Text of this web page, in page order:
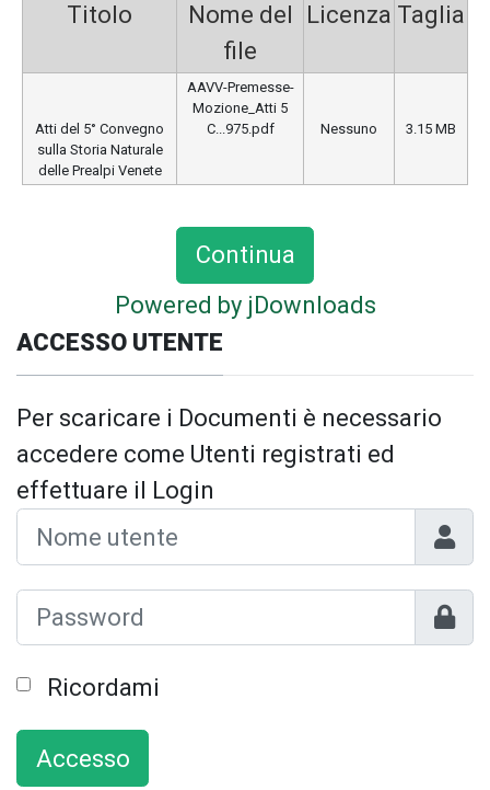
Titolo
Nome del
file
Licenza Taglia
Atti del 5° Convegno
sulla Storia Naturale
delle Prealpi Venete
AAVV-Premesse-
Mozione_Atti 5
C...975.pdf
Nessuno 3.15 MB
Continua
Powered by jDownloads
ACCESSO UTENTE
Per scaricare i Documenti è necessario
accedere come Utenti registrati ed
effettuare il Login
Ricordami
Accesso